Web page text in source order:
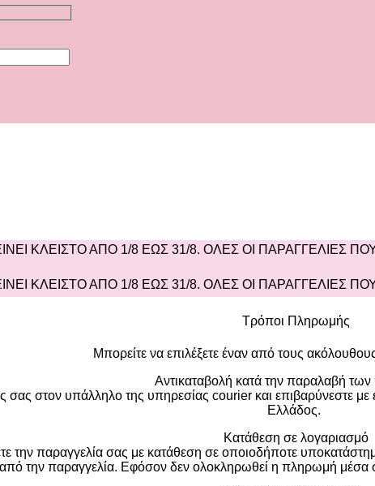
ΚΛΕΙΣΤΟ ΑΠΟ 1/8 ΕΩΣ 31/8. ΟΛΕΣ ΟΙ ΠΑΡΑΓΓΕΛΙΕΣ
ΚΛΕΙΣΤΟ ΑΠΟ 1/8 ΕΩΣ 31/8. ΟΛΕΣ ΟΙ ΠΑΡΑΓΓΕΛΙΕΣ
Τρόποι Πληρωμής
Μπορείτε να επιλέξετε έναν από τους
Αντικαταβολή κατά την παραλαβή
σας στον υπάλληλο της υπηρεσίας courier και επιβαρύνεστε με
Ελλάδος.
Κατάθεση σε λογαριασμό
την παραγγελία σας με κατάθεση σε οποιοδήποτε
την παραγγελία. Εφόσον δεν ολοκληρωθεί η πληρωμή μέσα